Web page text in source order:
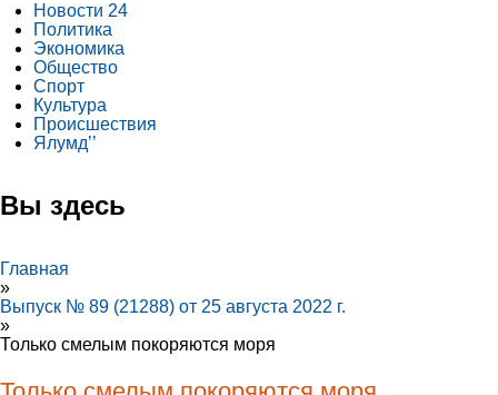
Новости 24
Политика
Экономика
Общество
Спорт
Культура
Происшествия
Ялумд’’
Вы здесь
Главная
»
Выпуск № 89 (21288) от 25 августа 2022 г.
»
Только смелым покоряются моря